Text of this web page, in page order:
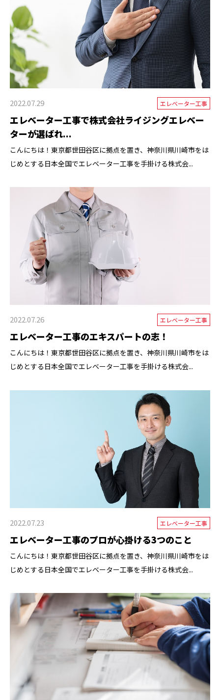
2022.07.29 エレベーター工事
エレベーター工事で株式会社ライジングエレベー
ターが選ばれ...
こんにちは！東京都世田谷区に拠点を置き、神奈川県川崎市をは
じめとする日本全国でエレベーター工事を手掛ける株式会...
2022.07.26 エレベーター工事
エレベーター工事のエキスパートの志！
こんにちは！東京都世田谷区に拠点を置き、神奈川県川崎市をは
じめとする日本全国でエレベーター工事を手掛ける株式会...
2022.07.23 エレベーター工事
エレベーター工事のプロが心掛ける3つのこと
こんにちは！東京都世田谷区に拠点を置き、神奈川県川崎市をは
じめとする日本全国でエレベーター工事を手掛ける株式会...